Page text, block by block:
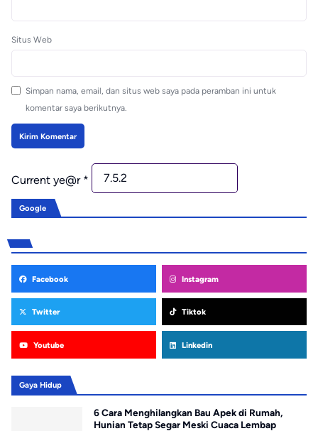
Situs Web
Simpan nama, email, dan situs web saya pada peramban ini untuk
komentar saya berikutnya.
Current ye@r *
Google
Facebook Instagram
Twitter Tiktok
Youtube Linkedin
Gaya Hidup
6 Cara Menghilangkan Bau Apek di Rumah,
Hunian Tetap Segar Meski Cuaca Lembap